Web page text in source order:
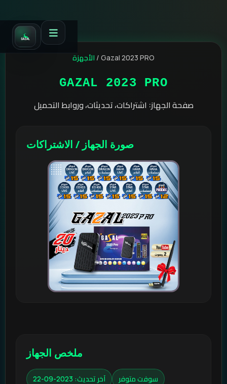
الأجهزة / Gazal 2023 PRO
GAZAL 2023 PRO
صفحة الجهاز: اشتراكات، تحديثات، وروابط التحميل
صورة الجهاز / الاشتراكات
ملخص الجهاز
آخر تحديث: 2023-09-22 سوفت متوفر